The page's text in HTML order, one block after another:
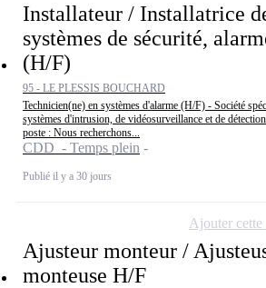
Installateur / Installatrice
systèmes de sécurité,
(H/F)
95 - LE PLESSIS BOUCHARD
Technicien(ne) en systèmes d'alarme (H/F) - Société
systèmes d'intrusion, de vidéosurveillance et de
poste : Nous recherchons...
CDD - Temps plein
Publié il y a 30 jours
Ajusteur monteur /
monteuse H/F
Ajouter